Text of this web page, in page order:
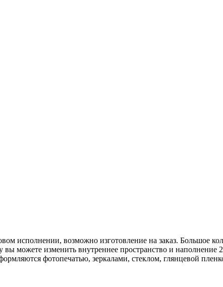
исполнении, возможно изготовление на заказ. Большое
можете изменить внутреннее пространство и
фотопечатью, зеркалами, стеклом, глянцевой